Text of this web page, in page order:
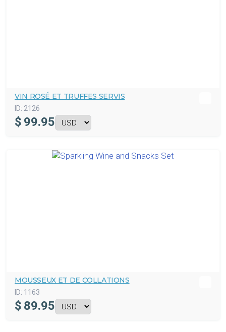
VIN ROSÉ ET TRUFFES SERVIS
ID: 2126
$ 99.95
MOUSSEUX ET DE COLLATIONS
ID: 1163
$ 89.95